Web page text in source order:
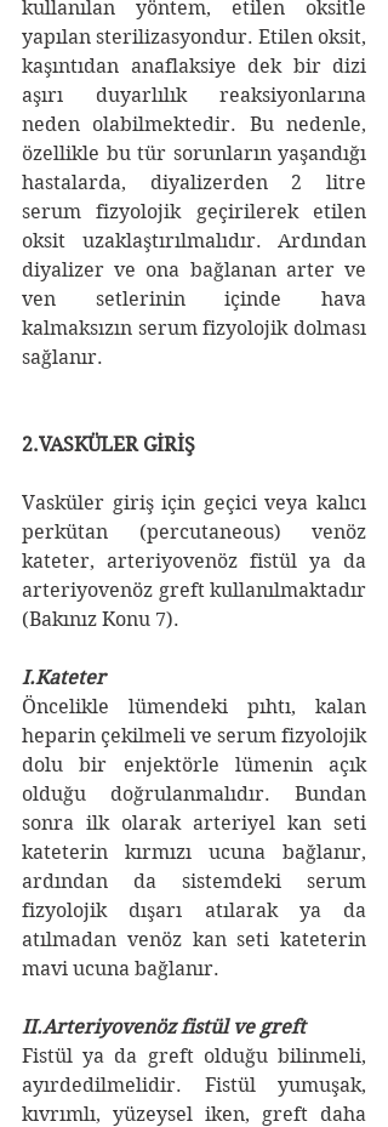
kullanılan yöntem, etilen oksitle
yapılan sterilizasyondur. Etilen oksit,
kaşıntıdan anaflaksiye dek bir dizi
aşırı duyarlılık reaksiyonlarına
neden olabilmektedir. Bu nedenle,
özellikle bu tür sorunların yaşandığı
hastalarda, diyalizerden 2 litre
serum fizyolojik geçirilerek etilen
oksit uzaklaştırılmalıdır. Ardından
diyalizer ve ona bağlanan arter ve
ven setlerinin içinde hava
kalmaksızın serum fizyolojik dolması
sağlanır.
2.VASKÜLER GİRİŞ
Vasküler giriş için geçici veya kalıcı
perkütan (percutaneous) venöz
kateter, arteriyovenöz fistül ya da
arteriyovenöz greft kullanılmaktadır
(Bakınız Konu 7).
I.Kateter
Öncelikle lümendeki pıhtı, kalan
heparin çekilmeli ve serum fizyolojik
dolu bir enjektörle lümenin açık
olduğu doğrulanmalıdır. Bundan
sonra ilk olarak arteriyel kan seti
kateterin kırmızı ucuna bağlanır,
ardından da sistemdeki serum
fizyolojik dışarı atılarak ya da
atılmadan venöz kan seti kateterin
mavi ucuna bağlanır.
II.Arteriyovenöz fistül ve greft
Fistül ya da greft olduğu bilinmeli,
ayırdedilmelidir. Fistül yumuşak,
kıvrımlı, yüzeysel iken, greft daha